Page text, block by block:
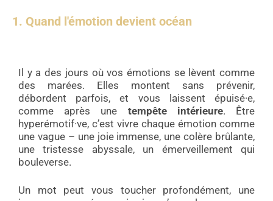
1. Quand l'émotion devient océan
Il y a des jours où vos émotions se lèvent comme
des marées. Elles montent sans prévenir,
débordent parfois, et vous laissent épuisé·e,
comme après une tempête intérieure. Être
hyperémotif·ve, c’est vivre chaque émotion comme
une vague – une joie immense, une colère brûlante,
une tristesse abyssale, un émerveillement qui
bouleverse.
Un mot peut vous toucher profondément, une